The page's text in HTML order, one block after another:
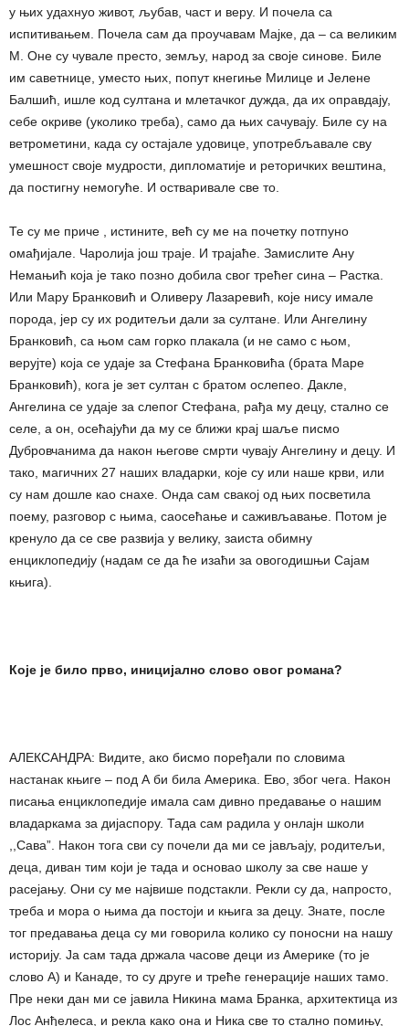
у њих удахнуо живот, љубав, част и веру. И почела са
испитивањем. Почела сам да проучавам Мајке, да – са великим
М. Оне су чувале престо, земљу, народ за своје синове. Биле
им саветнице, уместо њих, попут кнегиње Милице и Јелене
Балшић, ишле код султана и млетачког дужда, да их оправдају,
себе окриве (уколико треба), само да њих сачувају. Биле су на
ветрометини, када су остајале удовице, употребљавале сву
умешност своје мудрости, дипломатије и реторичких вештина,
да постигну немогуће. И остваривале све то.
Те су ме приче , истините, већ су ме на почетку потпуно
омађијале. Чаролија још траје. И трајаће. Замислите Ану
Немањић која је тако позно добила свог трећег сина – Растка.
Или Мару Бранковић и Оливеру Лазаревић, које нису имале
порода, јер су их родитељи дали за султане. Или Ангелину
Бранковић, са њом сам горко плакала (и не само с њом,
верујте) која се удаје за Стефана Бранковића (брата Маре
Бранковић), кога је зет султан с братом ослепео. Дакле,
Ангелина се удаје за слепог Стефана, рађа му децу, стално се
селе, а он, осећајући да му се ближи крај шаље писмо
Дубровчанима да након његове смрти чувају Ангелину и децу. И
тако, магичних 27 наших владарки, које су или наше крви, или
су нам дошле као снахе. Онда сам свакој од њих посветила
поему, разговор с њима, саосећање и саживљавање. Потом је
кренуло да се све развија у велику, заиста обимну
енциклопедију (надам се да ће изаћи за овогодишњи Сајам
књига).
Које је било прво, иницијално слово овог романа?
АЛЕКСАНДРА: Видите, ако бисмо поређали по словима
настанак књиге – под А би била Америка. Ево, због чега. Након
писања енциклопедије имала сам дивно предавање о нашим
владаркама за дијаспору. Тада сам радила у онлајн школи
,,Сава”. Након тога сви су почели да ми се јављају, родитељи,
деца, диван тим који је тада и основао школу за све наше у
расејању. Они су ме највише подстакли. Рекли су да, напросто,
треба и мора о њима да постоји и књига за децу. Знате, после
тог предавања деца су ми говорила колико су поносни на нашу
историју. Ја сам тада држала часове деци из Америке (то је
слово А) и Канаде, то су друге и треће генерације наших тамо.
Пре неки дан ми се јавила Никина мама Бранка, архитектица из
Лос Анђелеса, и рекла како она и Ника све то стално помињу,